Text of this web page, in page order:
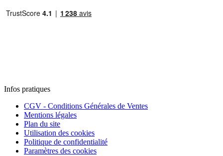
Infos pratiques
CGV - Conditions Générales de Ventes
Mentions légales
Plan du site
Utilisation des cookies
Politique de confidentialité
Paramètres des cookies